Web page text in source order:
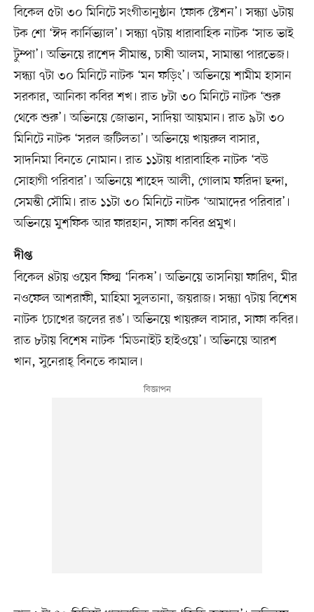
বিকেল ৫টা ৩০ মিনিটে সংগীতানুষ্ঠান ‘ফোক স্টেশন’। সন্ধ্যা ৬টায়
টক শো ‘ঈদ কার্নিভ্যাল’। সন্ধ্যা ৭টায় ধারাবাহিক নাটক ‘সাত ভাই
টুম্পা’। অভিনয়ে রাশেদ সীমান্ত, চাষী আলম, সামান্তা পারভেজ।
সন্ধ্যা ৭টা ৩০ মিনিটে নাটক ‘মন ফড়িং’। অভিনয়ে শামীম হাসান
সরকার, আনিকা কবির শখ। রাত ৮টা ৩০ মিনিটে নাটক ‘শুরু
থেকে শুরু’। অভিনয়ে জোভান, সাদিয়া আয়মান। রাত ৯টা ৩০
মিনিটে নাটক ‘সরল জটিলতা’। অভিনয়ে খায়রুল বাসার,
সাদনিমা বিনতে নোমান। রাত ১১টায় ধারাবাহিক নাটক ‘বউ
সোহাগী পরিবার’। অভিনয়ে শাহেদ আলী, গোলাম ফরিদা ছন্দা,
সেমন্তী সৌমি। রাত ১১টা ৩০ মিনিটে নাটক ‘আমাদের পরিবার’।
অভিনয়ে মুশফিক আর ফারহান, সাফা কবির প্রমুখ।
দীপ্ত
বিকেল ৪টায় ওয়েব ফিল্ম ‘নিকষ’। অভিনয়ে তাসনিয়া ফারিণ, মীর
নওফেল আশরাফী, মাহিমা সুলতানা, জয়রাজ। সন্ধ্যা ৭টায় বিশেষ
নাটক ‘চোখের জলের রঙ’। অভিনয়ে খায়রুল বাসার, সাফা কবির।
রাত ৮টায় বিশেষ নাটক ‘মিডনাইট হাইওয়ে’। অভিনয়ে আরশ
খান, সুনেরাহ্ বিনতে কামাল।